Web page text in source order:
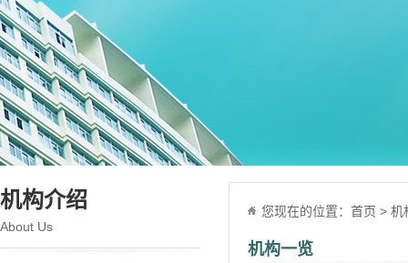
机构介绍
About Us
您现在的位置： 首页 > 机
机构一览